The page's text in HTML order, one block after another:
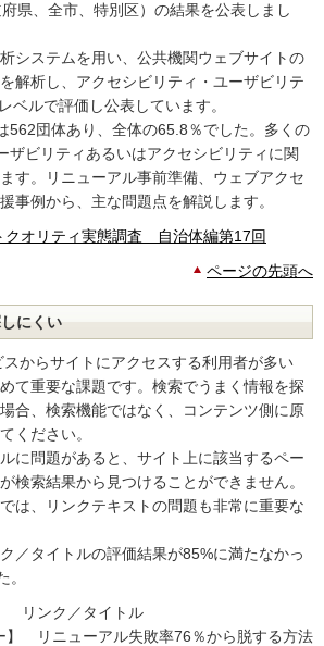
県、全市、特別区）の結果を公表しまし
システムを用い、公共機関ウェブサイトの
解析し、アクセシビリティ・ユーザビリテ
ベルで評価し公表しています。
562団体あり、全体の65.8％でした。多くの
ザビリティあるいはアクセシビリティに関
す。リニューアル事前準備、ウェブアクセ
事例から、主な問題点を解説します。
クオリティ実態調査 自治体編第17回
ページの先頭へ
にくい
からサイトにアクセスする利用者が多い
て重要な課題です。検索でうまく情報を探
合、検索機能ではなく、コンテンツ側に原
ください。
に問題があると、サイト上に該当するペー
検索結果から見つけることができません。
は、リンクテキストの問題も非常に重要な
／タイトルの評価結果が85%に満たなかっ
。
リンク／タイトル
】 リニューアル失敗率76％から脱する方法